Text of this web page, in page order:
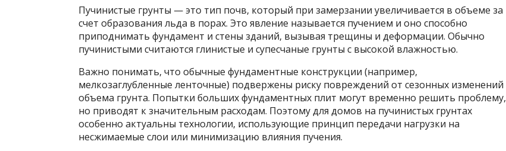
Пучинистые грунты — это тип почв, который при замерзании увеличивается в объеме за
счет образования льда в порах. Это явление называется пучением и оно способно
приподнимать фундамент и стены зданий, вызывая трещины и деформации. Обычно
пучинистыми считаются глинистые и супесчаные грунты с высокой влажностью.
Важно понимать, что обычные фундаментные конструкции (например,
мелкозаглубленные ленточные) подвержены риску повреждений от сезонных изменений
объема грунта. Попытки больших фундаментных плит могут временно решить проблему,
но приводят к значительным расходам. Поэтому для домов на пучинистых грунтах
особенно актуальны технологии, использующие принцип передачи нагрузки на
несжимаемые слои или минимизацию влияния пучения.